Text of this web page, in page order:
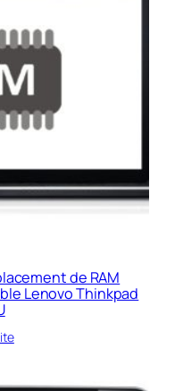
de RAM
Lenovo Thinkpad